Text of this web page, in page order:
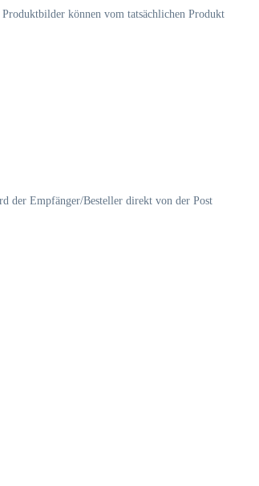
können vom tatsächlichen Produkt
der Empfänger/Besteller direkt von der Post